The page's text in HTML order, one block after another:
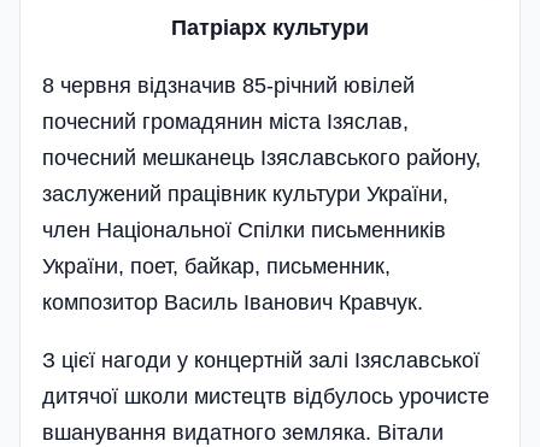
Патрiарх культури
8 червня відзначив 85-річний ювілей
почесний громадянин міста Ізяслав,
почесний мешканець Ізяславського району,
заслужений працівник культури України,
член Національної Спілки письменників
України, поет, байкар, письменник,
композитор Василь Іванович Кравчук.
З цієї нагоди у концертній залі Ізяславської
дитячої школи мистецтв відбулось урочисте
вшанування видатного земляка. Вітали